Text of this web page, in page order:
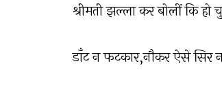
श्रीमती झल्ला कर बोलीं कि
डाँट न फटकार,नौकर ऐसे सिर न